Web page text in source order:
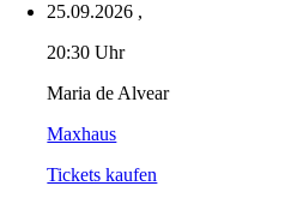
25.09.2026 ,
20:30 Uhr
Maria de Alvear
Maxhaus
Tickets kaufen